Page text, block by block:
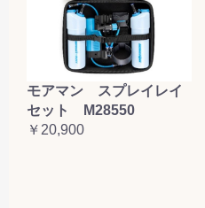
モアマン スプレイレイ
セット M28550
￥20,900